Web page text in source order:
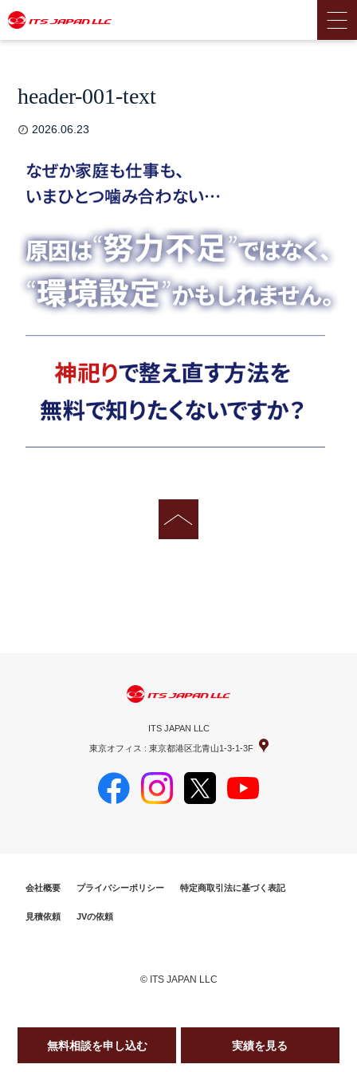
無料相談を申し込む 実績を見る
header-001-text
2026.06.23
ITS JAPAN LLC
東京オフィス : 東京都港区北青山1-3-1-3F
会社概要 プライバシーポリシー 特定商取引法に基づく表記
見積依頼 JVの依頼
© ITS JAPAN LLC